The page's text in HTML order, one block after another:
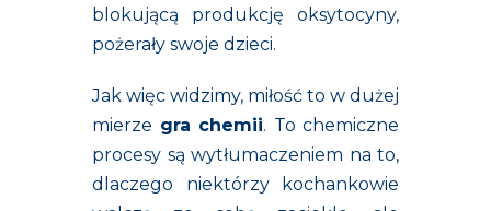
blokującą produkcję oksytocyny,
pożerały swoje dzieci.
Jak więc widzimy, miłość to w dużej
mierze gra chemii. To chemiczne
procesy są wytłumaczeniem na to,
dlaczego niektórzy kochankowie